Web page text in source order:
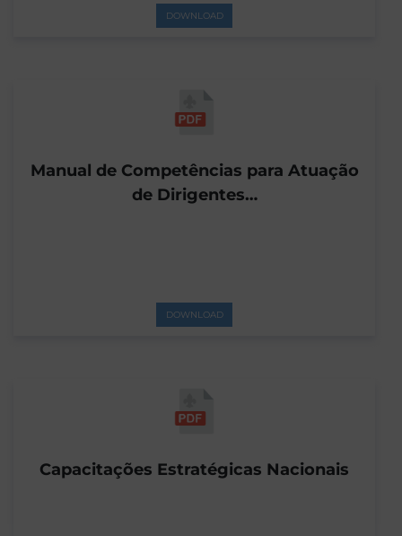
DOWNLOAD
Manual de Competências para Atuação
de Dirigentes…
DOWNLOAD
Capacitações Estratégicas Nacionais